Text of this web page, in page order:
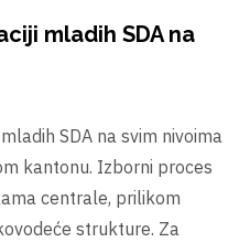
mladih SDA na
SDA na svim nivoima
kantonu. Izborni proces
centrale, prilikom
strukture. Za